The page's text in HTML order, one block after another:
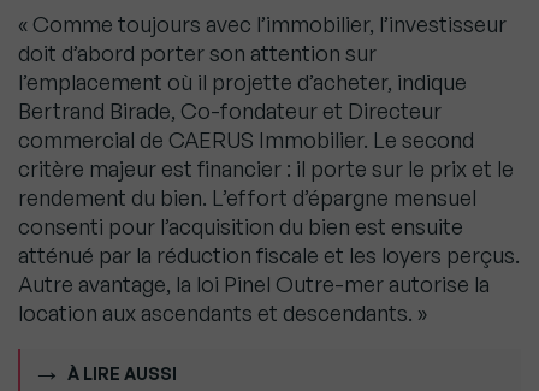
« Comme toujours avec l’immobilier, l’investisseur
doit d’abord porter son attention sur
l’emplacement où il projette d’acheter, indique
Bertrand Birade, Co-fondateur et Directeur
commercial de CAERUS Immobilier. Le second
critère majeur est financier : il porte sur le prix et le
rendement du bien. L’effort d’épargne mensuel
consenti pour l’acquisition du bien est ensuite
atténué par la réduction fiscale et les loyers perçus.
Autre avantage, la loi Pinel Outre-mer autorise la
location aux ascendants et descendants. »
À LIRE AUSSI